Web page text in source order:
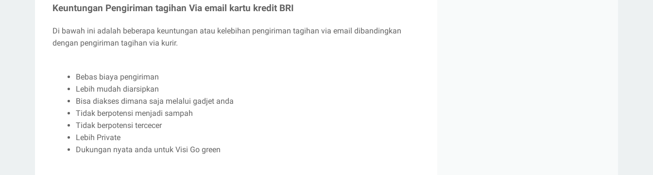
Keuntungan Pengiriman tagihan Via email kartu kredit BRI
Di bawah ini adalah beberapa keuntungan atau kelebihan pengiriman tagihan via email dibandingkan
dengan pengiriman tagihan via kurir.
Bebas biaya pengiriman
Lebih mudah diarsipkan
Bisa diakses dimana saja melalui gadjet anda
Tidak berpotensi menjadi sampah
Tidak berpotensi tercecer
Lebih Private
Dukungan nyata anda untuk Visi Go green